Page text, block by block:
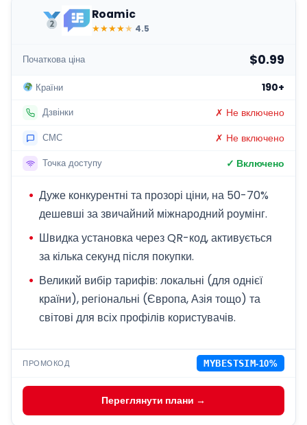
Roamic
★★★★★ 4.5
Початкова ціна $0.99
Країни 190+
Дзвінки ✗ Не включено
СМС ✗ Не включено
Точка доступу ✓ Включено
Дуже конкурентні та прозорі ціни, на 50-70%
дешевші за звичайний міжнародний роумінг.
Швидка установка через QR-код, активується
за кілька секунд після покупки.
Великий вибір тарифів: локальні (для однієї
країни), регіональні (Європа, Азія тощо) та
світові для всіх профілів користувачів.
ПРОМОКОД MYBESTSIM-10%
Переглянути плани →